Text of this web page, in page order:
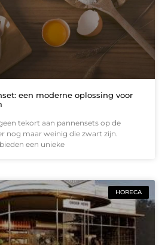
een moderne oplossing voor
tekort aan pannensets op de
nog maar weinig die zwart zijn.
een unieke
HORECA